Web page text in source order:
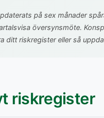
på sex månader
översynsmöte.
ditt riskregister eller så
riskregister